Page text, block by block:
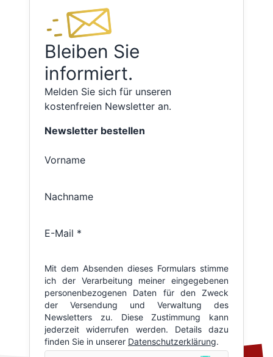
Bleiben Sie
informiert.
Melden Sie sich für unseren
kostenfreien Newsletter an.